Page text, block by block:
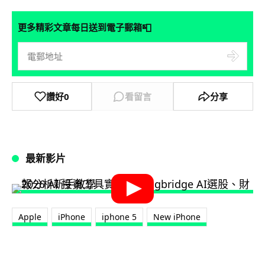
更多精彩文章每日送到電子郵箱📮
讚好0 看留言 分享
最新影片
Apple iPhone iphone 5 New iPhone